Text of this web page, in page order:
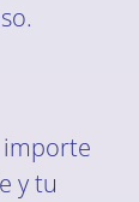
importe
y tu